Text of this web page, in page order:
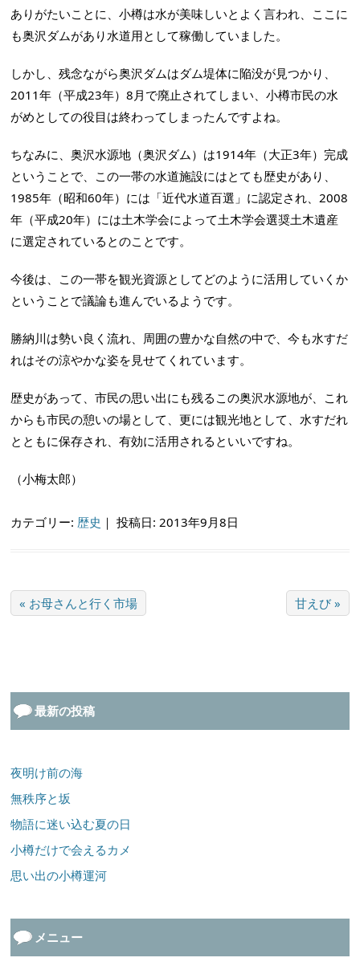
ありがたいことに、小樽は水が美味しいとよく言われ、ここに
も奥沢ダムがあり水道用として稼働していました。
しかし、残念ながら奥沢ダムはダム堤体に陥没が見つかり、
2011年（平成23年）8月で廃止されてしまい、小樽市民の水
がめとしての役目は終わってしまったんですよね。
ちなみに、奥沢水源地（奥沢ダム）は1914年（大正3年）完成
ということで、この一帯の水道施設にはとても歴史があり、
1985年（昭和60年）には「近代水道百選」に認定され、2008
年（平成20年）には土木学会によって土木学会選奨土木遺産
に選定されているとのことです。
今後は、この一帯を観光資源としてどのように活用していくか
ということで議論も進んでいるようです。
勝納川は勢い良く流れ、周囲の豊かな自然の中で、今も水すだ
れはその涼やかな姿を見せてくれています。
歴史があって、市民の思い出にも残るこの奥沢水源地が、これ
からも市民の憩いの場として、更には観光地として、水すだれ
とともに保存され、有効に活用されるといいですね。
（小梅太郎）
カテゴリー: 歴史 ｜投稿日: 2013年9月8日
« お母さんと行く市場 甘えび »
最新の投稿
夜明け前の海
無秩序と坂
物語に迷い込む夏の日
小樽だけで会えるカメ
思い出の小樽運河
メニュー